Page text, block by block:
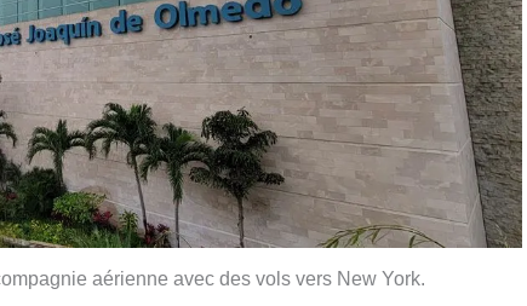
aérienne avec des vols vers New York.